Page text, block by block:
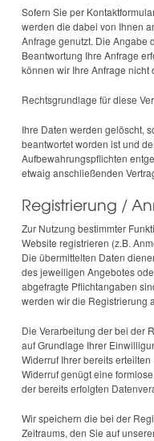
Sofern Sie per
werden die dabei von Ihnen
Anfrage genutzt. Die Angabe
Beantwortung Ihre Anfrage
können wir Ihre Anfrage
Rechtsgrundlage für diese
Ihre Daten werden gelöscht,
beantwortet worden ist und
Aufbewahrungspflichten
etwaig anschließenden
Registrierung /
Zur Nutzung bestimmter
Website registrieren (z.B.
Die übermittelten Daten
des jeweiligen Angebotes
abgefragte Pflichtangaben
werden wir die Registrierung
Die Verarbeitung der bei der
auf Grundlage Ihrer
Widerruf Ihrer bereits
Widerruf genügt eine
der bereits erfolgten
Wir speichern die bei der
Zeitraums, den Sie auf